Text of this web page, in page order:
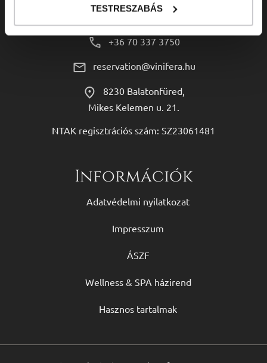
TESTRESZABÁS
Kapcsolat
+36 70 337 3750
reservation@vinifera.hu
8230 Balatonfüred,
Mikes Kelemen u. 21.
NTAK regisztrációs szám: SZ23061481
Információk
Adatvédelmi nyilatkozat
Impresszum
ÁSZF
Wellness & SPA házirend
Hasznos tartalmak